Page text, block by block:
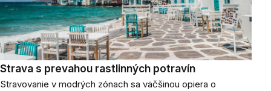
Strava s prevahou rastlinných potravín
Stravovanie v modrých zónach sa väčšinou opiera o